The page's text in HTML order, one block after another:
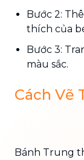
Bước 2:
thích của
Bước 3:
màu sắc.
Cách Vẽ
Bánh Trung